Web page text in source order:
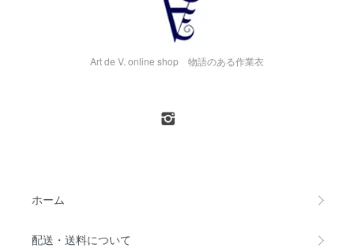
Art de V. online shop 物語のある作業衣
ホーム
配送・送料について